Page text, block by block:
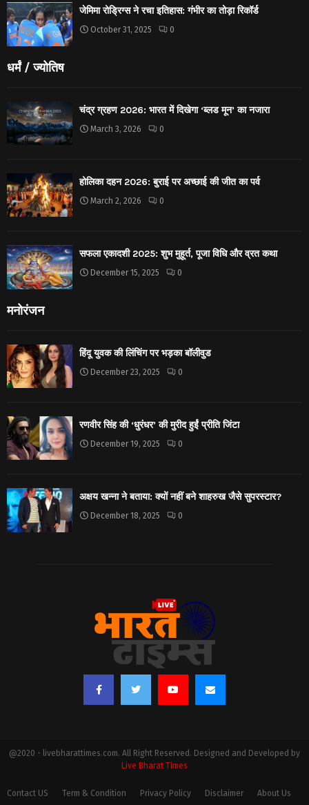
जेमिमा रोड्रिग्स ने रचा इतिहास: गंभीर का तोड़ा रिकॉर्ड
October 31, 2025 0
धर्मं / ज्योतिष
चंद्र ग्रहण 2026: भारत में दिखेगा ‘ब्लड मून’ का नजारा
March 3, 2026 0
होलिका दहन 2026: बुराई पर अच्छाई की जीत का पर्व
March 2, 2026 0
सफला एकादशी 2025: शुभ मुहूर्त, पूजा विधि और व्रत कथा
December 15, 2025 0
मनोरंजन
हिंदू युवक की लिंचिंग पर भड़का बॉलीवुड
December 23, 2025 0
रणवीर सिंह की ‘धुरंधर’ की मुरीद हुईं प्रीति जिंटा
December 19, 2025 0
अक्षय खन्ना ने बताया: क्यों नहीं बने शाहरुख जैसे सुपरस्टार?
December 18, 2025 0
@2020 - livebharattimes.com. All Right Reserved. Designed and Developed by
Live Bharat Times
Contact US Term & Condition Privacy Policy Disclaimer About Us